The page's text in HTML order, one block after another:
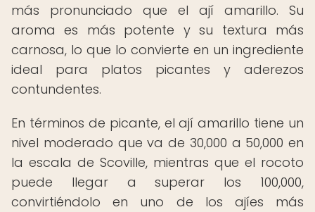
más pronunciado que el ají amarillo. Su
aroma es más potente y su textura más
carnosa, lo que lo convierte en un ingrediente
ideal para platos picantes y aderezos
contundentes.
En términos de picante, el ají amarillo tiene un
nivel moderado que va de 30,000 a 50,000 en
la escala de Scoville, mientras que el rocoto
puede llegar a superar los 100,000,
convirtiéndolo en uno de los ajíes más